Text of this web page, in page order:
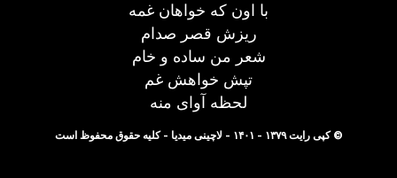
با اون که خواهان غمه
ریزش قصر صدام
شعر من ساده و خام
تپش خواهش غم
لحظه آوای منه
© کپی رایت ۱۳۷۹ - ۱۴۰۱ - لاچینی میدیا - کلیه حقوق محفوظ است